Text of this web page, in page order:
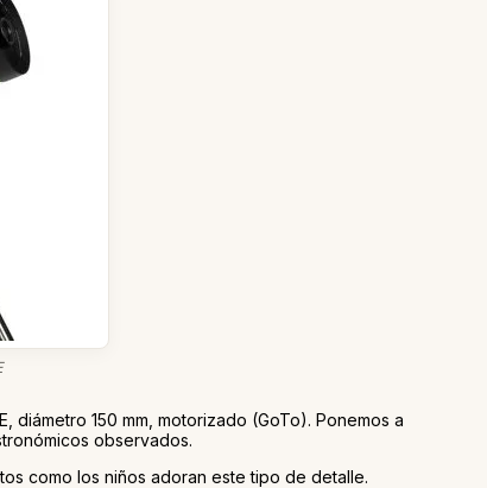
150 mm, motorizado (GoTo). Ponemos a
observados.
como los niños adoran este tipo de detalle.